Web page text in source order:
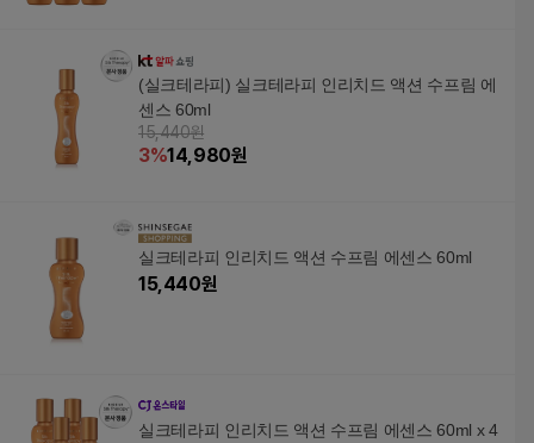
(실크테라피) 실크테라피 인리치드 액션 수프림 에
센스 60ml
15,440원
3%14,980원
실크테라피 인리치드 액션 수프림 에센스 60ml
15,440원
실크테라피 인리치드 액션 수프림 에센스 60ml x 4